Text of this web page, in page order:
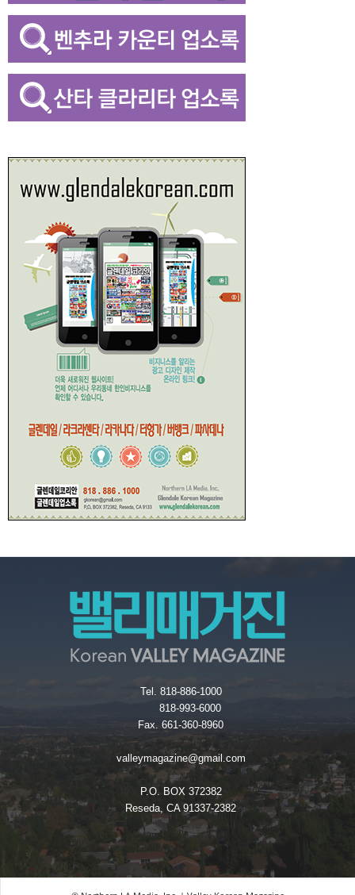
Tel. 818-886-1000
818-993-6000
Fax. 661-360-8960
valleymagazine@gmail.com
P.O. BOX 372382
Reseda, CA 91337-2382